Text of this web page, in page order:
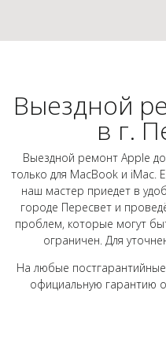
Выездной
в г.
Выездной ремонт Apple
только для MacBook и iMac.
наш мастер приедет в
городе Пересвет и
проблем, которые могут
ограничен. Для
На любые
официальную гарантию